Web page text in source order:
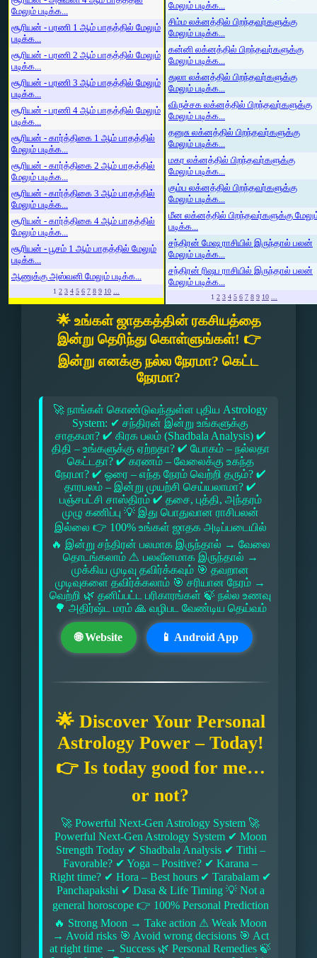
மேலும் படிக்க...
சூரியன் - பரணி 1 ஆம் பாதத்தில் மேலும்
படிக்க...
சூரியன் - பரணி 2 ஆம் பாதத்தில் மேலும்
படிக்க...
சூரியன் - பரணி 3 ஆம் பாதத்தில் மேலும்
படிக்க...
சூரியன் - பரணி 4 ஆம் பாதத்தில் மேலும்
படிக்க...
சூரியன் - கார்த்திகை 1 ஆம் பாதத்தில்
மேலும் படிக்க...
சூரியன் - கார்த்திகை 2 ஆம் பாதத்தில்
மேலும் படிக்க...
சூரியன் - கார்த்திகை 3 ஆம் பாதத்தில்
மேலும் படிக்க...
சூரியன் - கார்த்திகை 4 ஆம் பாதத்தில்
மேலும் படிக்க...
சூரியன் - பூசம் 1 ஆம் பாதத்தில் மேலும்
படிக்க...
ஆணுக்கு அஸ்வனி மேலும் படிக்க...
1 2 3 4 5 6 7 8 9 10 ...
மேலும் படிக்க...
சிம்ம லக்னத்தில் பிறந்தவர்களுக்கு
மேலும் படிக்க...
கன்னி லக்னத்தில் பிறந்தவர்களுக்கு
மேலும் படிக்க...
துலா லக்னத்தில் பிறந்தவர்களுக்கு
மேலும் படிக்க...
விருச்சக லக்னத்தில் பிறந்தவர்களுக்கு
மேலும் படிக்க...
தனுசு லக்னத்தில் பிறந்தவர்களுக்கு
மேலும் படிக்க...
மகர லக்னத்தில் பிறந்தவர்களுக்கு
மேலும் படிக்க...
கும்ப லக்னத்தில் பிறந்தவர்களுக்கு
மேலும் படிக்க...
மீன லக்னத்தில் பிறந்தவர்களுக்கு
படிக்க...
சந்திரன் மேஷ ராசியில் இருந்தால் பலன்
மேலும் படிக்க...
சந்திரன் ரிஷப ராசியில் இருந்தால் பலன்
மேலும் படிக்க...
1 2 3 4 5 6 7 8 9 10 ...
🌟 உங்கள் ஜாதகத்தின் ரகசியத்தை
இன்று தெரிந்து கொள்ளுங்கள்! 👉
இன்று எனக்கு நல்ல நேரமா? கெட்ட
நேரமா?
🚀 நாங்கள் கொண்டுவந்துள்ள புதிய Astrology
System: ✔ சந்திரன் இன்று உங்களுக்கு
சாதகமா? ✔ கிரக பலம் (Shadbala Analysis) ✔
திதி – உங்களுக்கு ஏற்றதா? ✔ யோகம் – நல்லதா
கெட்டதா? ✔ கரணம் – வேலைக்கு உகந்த
நேரமா? ✔ ஓரை – எந்த நேரம் வெற்றி தரும்? ✔
தாரபலம் – இன்று முயற்சி செய்யலாமா? ✔
பஞ்சபட்சி சாஸ்திரம் ✔ தசை, புத்தி, அந்தரம்
முழு கணிப்பு 💡 இது பொதுவான ராசிபலன்
இல்லை 👉 100% உங்கள் ஜாதக அடிப்படையில்
🔥 இன்று சந்திரன் பலமாக இருந்தால் → வேலை
தொடங்கலாம் ⚠ பலவீனமாக இருந்தால் →
முக்கிய முடிவு தவிர்க்கவும் 🎯 தவறான
முடிவுகளை தவிர்க்கலாம் 🎯 சரியான நேரம் →
வெற்றி 🌿 தனிப்பட்ட பரிகாரங்கள் 🍃 நல்ல உணவு
🌳 அதிர்ஷ்ட மரம் 🙏 வழிபட வேண்டிய தெய்வம்
🌐 Website 📱 Android App
🌟 Discover Your Personal
Astrology Power – Today!
👉 Is today good for me…
or not?
🚀 Powerful Next-Gen Astrology System 🚀
Powerful Next-Gen Astrology System ✔ Moon
Strength Today ✔ Shadbala Analysis ✔ Tithi –
Favorable? ✔ Yoga – Positive? ✔ Karana –
Right time? ✔ Hora – Best hours ✔ Tarabalam ✔
Panchapakshi ✔ Dasa & Life Timing 💡 Not a
general horoscope 👉 100% Personal Prediction
🔥 Strong Moon → Take action ⚠ Weak Moon
→ Avoid risks 🎯 Avoid wrong decisions 🎯 Act
at right time → Success 🌿 Personal Remedies 🍃